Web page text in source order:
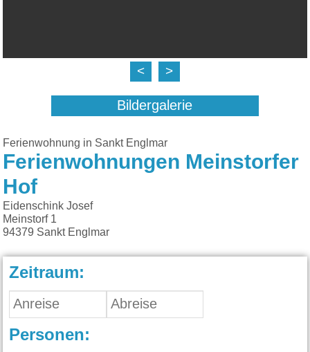
< >
Bildergalerie
Ferienwohnung in Sankt Englmar
Ferienwohnungen Meinstorfer
Hof
Eidenschink Josef
Meinstorf 1
94379 Sankt Englmar
Zeitraum:
Personen: